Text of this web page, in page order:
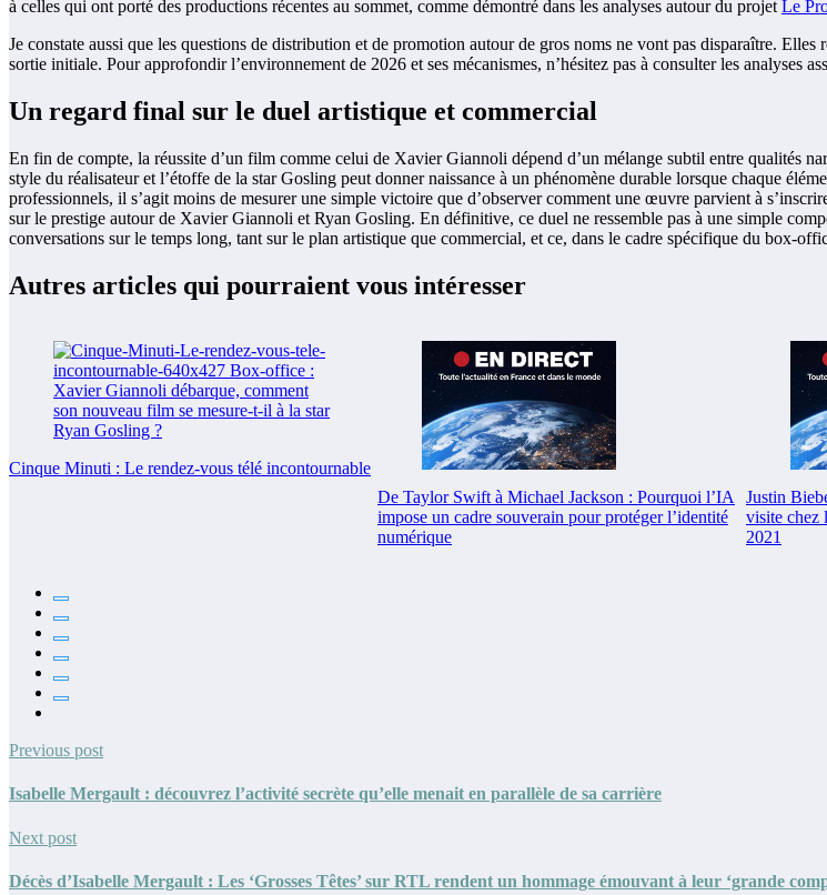
à celles qui ont porté des productions récentes au sommet, comme démontré dans les analyses autour du projet Le
Je constate aussi que les questions de distribution et de promotion autour de gros noms ne vont pas disparaître.
sortie initiale. Pour approfondir l’environnement de 2026 et ses mécanismes, n’hésitez pas à consulter les analyses
Un regard final sur le duel artistique et commercial
En fin de compte, la réussite d’un film comme celui de Xavier Giannoli dépend d’un mélange subtil entre qualités
style du réalisateur et l’étoffe de la star Gosling peut donner naissance à un phénomène durable lorsque chaque
professionnels, il s’agit moins de mesurer une simple victoire que d’observer comment une œuvre parvient à
sur le prestige autour de Xavier Giannoli et Ryan Gosling. En définitive, ce duel ne ressemble pas à une simple
conversations sur le temps long, tant sur le plan artistique que commercial, et ce, dans le cadre spécifique du box-
Autres articles qui pourraient vous intéresser
Cinque Minuti : Le rendez-vous télé incontournable
De Taylor Swift à Michael Jackson : Pourquoi l’IA
impose un cadre souverain pour protéger l’identité
numérique
Justin
visite chez
2021
Previous post
Isabelle Mergault : découvrez l’activité secrète qu’elle menait en parallèle de sa carrière
Next post
Décès d’Isabelle Mergault : Les ‘Grosses Têtes’ sur RTL rendent un hommage émouvant à leur ‘grande